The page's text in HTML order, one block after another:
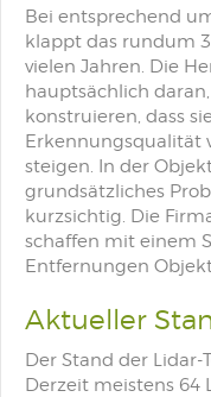
Bei entsprechend
klappt das rundum
vielen Jahren. Die
hauptsächlich
konstruieren, dass
Erkennungsqualität
steigen. In der
grundsätzliches
kurzsichtig. Die
schaffen mit einem
Entfernungen
Aktueller
Der Stand der Lidar-
Derzeit meistens 64